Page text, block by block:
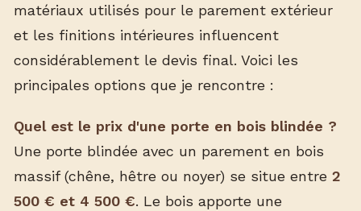
matériaux utilisés pour le parement extérieur
et les finitions intérieures influencent
considérablement le devis final. Voici les
principales options que je rencontre :
Quel est le prix d'une porte en bois blindée ?
Une porte blindée avec un parement en bois
massif (chêne, hêtre ou noyer) se situe entre 2
500 € et 4 500 €. Le bois apporte une